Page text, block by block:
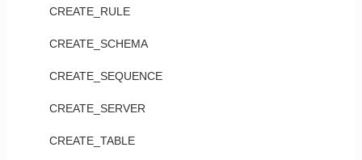
CREATE_RULE
CREATE_SCHEMA
CREATE_SEQUENCE
CREATE_SERVER
CREATE_TABLE